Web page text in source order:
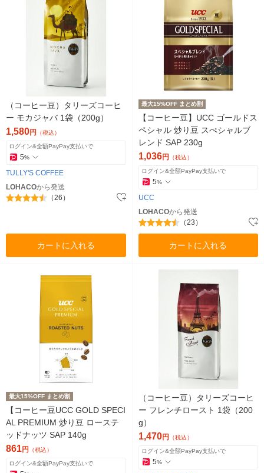
（コーヒー豆）タリーズコーヒ
ー モカジャバ 1袋（200g）
1,580円 （税込）
ログイン&全額PayPay支払いで
5%
TULLY'S COFFEE
LOHACOから発送
（26）
カートに入れる
最大15%OFF まとめ割
【コーヒー豆】UCC ゴールドス
ペシャル 炒り豆 スぺシャルブ
レンド SAP 230g
1,036円 （税込）
ログイン&全額PayPay支払いで
5%
UCC
LOHACOから発送
（23）
カートに入れる
最大15%OFF まとめ割
【コーヒー豆UCC GOLD SPECI
AL PREMIUM 炒り豆 ローステ
ッドナッツ SAP 140g
861円 （税込）
ログイン&全額PayPay支払いで
（コーヒー豆）タリーズコーヒ
ー フレンチロースト 1袋（200
g）
1,470円 （税込）
ログイン&全額PayPay支払いで
5%